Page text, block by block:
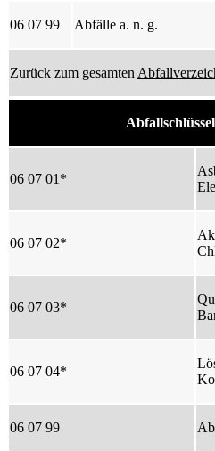
06 07 99 Abfälle a. n. g.
Zurück zum gesamten
06 07 01*
06 07 02*
06 07 03*
06 07 04*
06 07 99